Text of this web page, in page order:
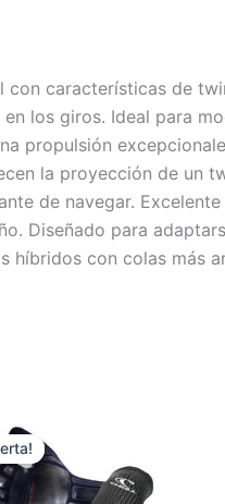
con características de
los giros. Ideal para
propulsión
la proyección de un
de navegar.
Diseñado para
híbridos con colas más
precio
original
era:
32,95 €.
es:
29,00 €.